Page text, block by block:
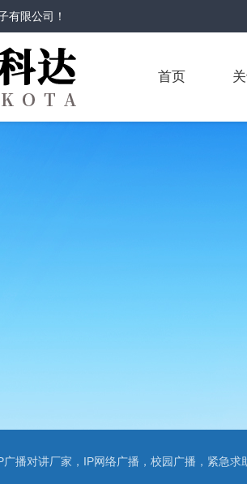
有限公司 ！
首页
广播对讲厂家，IP网络广播，校园广播，紧急求助，IP广播对讲系